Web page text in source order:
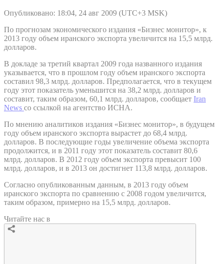
Опубликовано: 18:04, 24 авг 2009 (UTC+3 MSK)
По прогнозам экономического издания «Бизнес монитор», к
2013 году объем иранского экспорта увеличится на 15,5 млрд.
долларов.
В докладе за третий квартал 2009 года названного издания
указывается, что в прошлом году объем иранского экспорта
составил 98,3 млрд. долларов. Предполагается, что в текущем
году этот показатель уменьшится на 38,2 млрд. долларов и
составит, таким образом, 60,1 млрд. долларов, сообщает Iran
News со ссылкой на агентство ИСНА.
По мнению аналитиков издания «Бизнес монитор», в будущем
году объем иранского экспорта вырастет до 68,4 млрд.
долларов. В последующие годы увеличение объема экспорта
продолжится, и в 2011 году этот показатель составит 80,6
млрд. долларов. В 2012 году объем экспорта превысит 100
млрд. долларов, и в 2013 он достигнет 113,8 млрд. долларов.
Согласно опубликованным данным, в 2013 году объем
иранского экспорта по сравнению с 2008 годом увеличится,
таким образом, примерно на 15,5 млрд. долларов.
Читайте нас в